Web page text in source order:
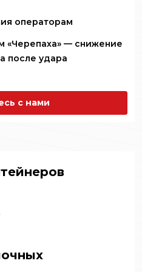
операторам
«Черепаха» — снижение
после удара
с нами